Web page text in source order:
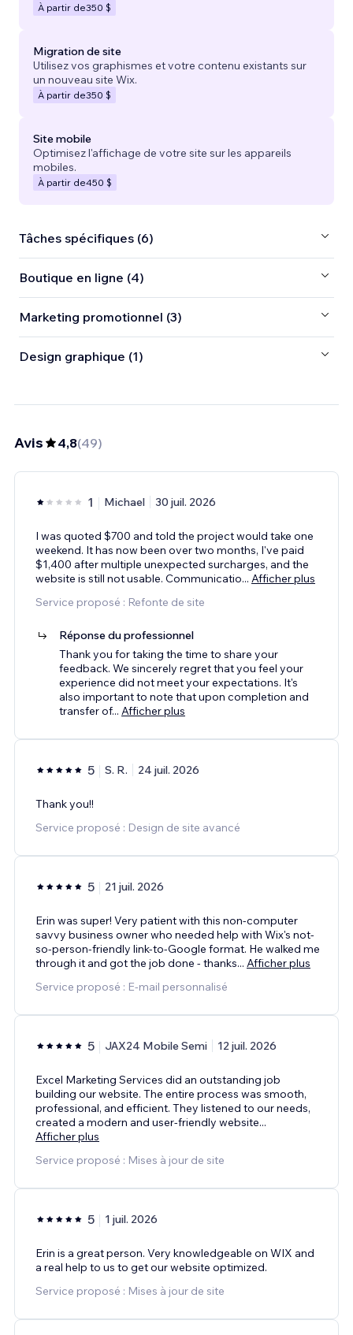
À partir de350 $
Migration de site
Utilisez vos graphismes et votre contenu existants sur
un nouveau site Wix.
À partir de350 $
Site mobile
Optimisez l'affichage de votre site sur les appareils
mobiles.
À partir de450 $
Tâches spécifiques (6)
Boutique en ligne (4)
Marketing promotionnel (3)
Design graphique (1)
Avis 4,8(49)
1 Michael 30 juil. 2026
I was quoted $700 and told the project would take one
weekend. It has now been over two months, I've paid
$1,400 after multiple unexpected surcharges, and the
website is still not usable. Communicatio... Afficher plus
Service proposé : Refonte de site
Réponse du professionnel
Thank you for taking the time to share your
feedback. We sincerely regret that you feel your
experience did not meet your expectations. It's
also important to note that upon completion and
transfer of... Afficher plus
5 S. R. 24 juil. 2026
Thank you!!
Service proposé : Design de site avancé
5 21 juil. 2026
Erin was super! Very patient with this non-computer
savvy business owner who needed help with Wix's not-
so-person-friendly link-to-Google format. He walked me
through it and got the job done - thanks... Afficher plus
Service proposé : E-mail personnalisé
5 JAX24 Mobile Semi 12 juil. 2026
Excel Marketing Services did an outstanding job
building our website. The entire process was smooth,
professional, and efficient. They listened to our needs,
created a modern and user-friendly website...
Afficher plus
Service proposé : Mises à jour de site
5 1 juil. 2026
Erin is a great person. Very knowledgeable on WIX and
a real help to us to get our website optimized.
Service proposé : Mises à jour de site